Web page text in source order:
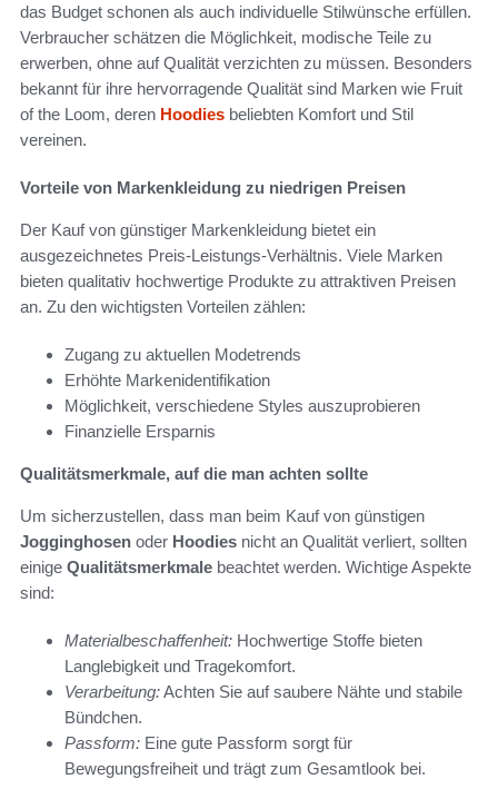
das Budget schonen als auch individuelle Stilwünsche erfüllen.
Verbraucher schätzen die Möglichkeit, modische Teile zu
erwerben, ohne auf Qualität verzichten zu müssen. Besonders
bekannt für ihre hervorragende Qualität sind Marken wie Fruit
of the Loom, deren Hoodies beliebten Komfort und Stil
vereinen.
Vorteile von Markenkleidung zu niedrigen Preisen
Der Kauf von günstiger Markenkleidung bietet ein
ausgezeichnetes Preis-Leistungs-Verhältnis. Viele Marken
bieten qualitativ hochwertige Produkte zu attraktiven Preisen
an. Zu den wichtigsten Vorteilen zählen:
Zugang zu aktuellen Modetrends
Erhöhte Markenidentifikation
Möglichkeit, verschiedene Styles auszuprobieren
Finanzielle Ersparnis
Qualitätsmerkmale, auf die man achten sollte
Um sicherzustellen, dass man beim Kauf von günstigen
Jogginghosen oder Hoodies nicht an Qualität verliert, sollten
einige Qualitätsmerkmale beachtet werden. Wichtige Aspekte
sind:
Materialbeschaffenheit: Hochwertige Stoffe bieten
Langlebigkeit und Tragekomfort.
Verarbeitung:Achten Sie auf saubere Nähte und stabile
Bündchen.
Passform: Eine gute Passform sorgt für
Bewegungsfreiheit und trägt zum Gesamtlook bei.